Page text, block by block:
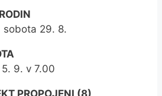
sobota 29. 8.
5. 9. v 7.00
PROPOJENI (8)